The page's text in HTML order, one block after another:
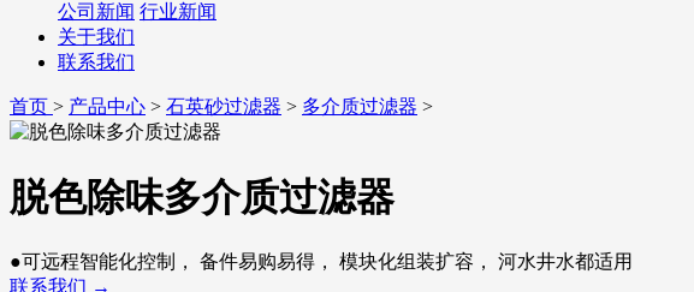
公司新闻 行业新闻
关于我们
联系我们
首页 > 产品中心 > 石英砂过滤器 > 多介质过滤器 >
脱色除味多介质过滤器
●可远程智能化控制， 备件易购易得， 模块化组装扩容， 河水井水都适用
联系我们 →